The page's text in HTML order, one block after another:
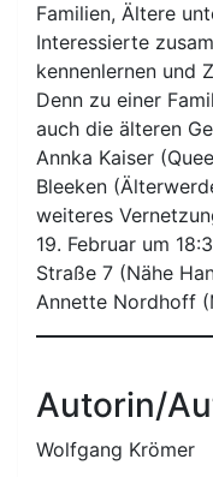
Familien, Ältere
Interessierte
kennenlernen und
Denn zu einer
auch die älteren
Annka Kaiser
Bleeken
weiteres
19. Februar um
Straße 7 (Nähe
Annette Nordhoff
Autorin/
Wolfgang Krömer